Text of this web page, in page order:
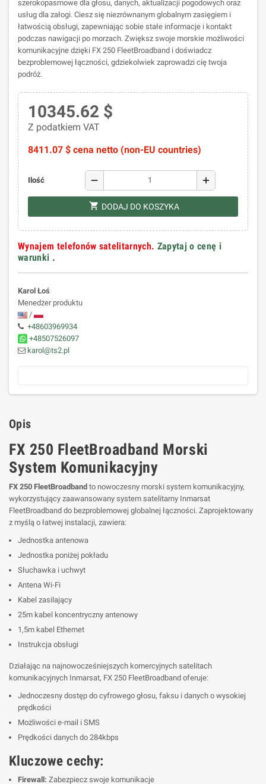
szerokopasmowe dla głosu, danych, aktualizacji pogodowych oraz
usług dla załogi. Ciesz się niezrównanym globalnym zasięgiem i
łatwością obsługi, zapewniając sobie stałe informacje i kontakt
podczas nawigacji po morzach. Zwiększ swoje morskie możliwości
komunikacyjne dzięki FX 250 FleetBroadband i doświadcz
bezproblemowej łączności, gdziekolwiek zaprowadzi cię twoja
podróż.
10345.62 $
Z podatkiem VAT
8411.07 $ cena netto (non-EU countries)
Ilość remove add
shopping_cart DODAJ DO KOSZYKA
Wynajem telefonów satelitarnych. Zapytaj o cenę i
warunki .
Karol Łoś
Menedżer produktu
/
+48603969934
+48507526097
karol@ts2.pl
Opis
FX 250 FleetBroadband Morski
System Komunikacyjny
FX 250 FleetBroadband to nowoczesny morski system komunikacyjny,
wykorzystujący zaawansowany system satelitarny Inmarsat
FleetBroadband do bezproblemowej globalnej łączności. Zaprojektowany
z myślą o łatwej instalacji, zawiera:
Jednostka antenowa
Jednostka poniżej pokładu
Słuchawka i uchwyt
Antena Wi-Fi
Kabel zasilający
25m kabel koncentryczny antenowy
1,5m kabel Ethernet
Instrukcja obsługi
Działając na najnowocześniejszych komercyjnych satelitach
komunikacyjnych Inmarsat, FX 250 FleetBroadband oferuje:
Jednoczesny dostęp do cyfrowego głosu, faksu i danych o wysokiej
prędkości
Możliwości e-mail i SMS
Prędkości danych do 284kbps
Kluczowe cechy:
Firewall: Zabezpiecz swoje komunikacje